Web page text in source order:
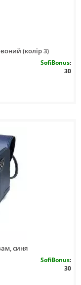
(колір 3)
SofiBonus:
30
синя
SofiBonus:
30